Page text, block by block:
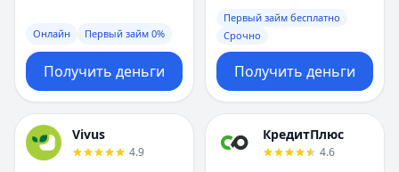
Онлайн Первый займ 0%
Получить деньги
Первый займ бесплатно
Срочно
Получить деньги
Vivus
4.9
КредитПлюс
4.6